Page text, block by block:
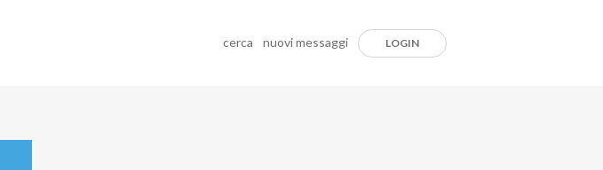
cerca nuovi messaggi LOGIN